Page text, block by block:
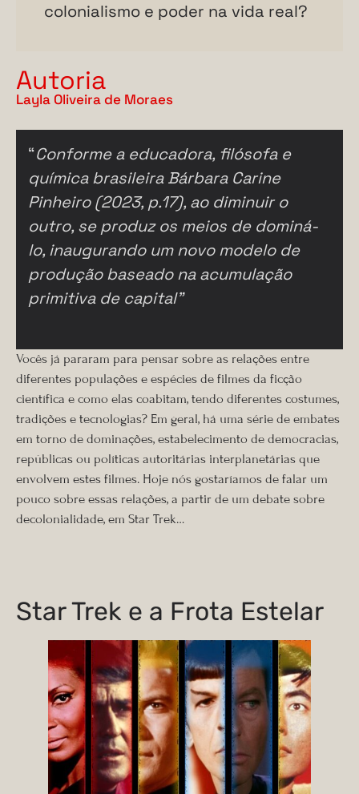
colonialismo e poder na vida real?
Autoria
Layla Oliveira de Moraes
“Conforme a educadora, filósofa e
química brasileira Bárbara Carine
Pinheiro (2023, p.17), ao diminuir o
outro, se produz os meios de dominá-
lo, inaugurando um novo modelo de
produção baseado na acumulação
primitiva de capital”
Vocês já pararam para pensar sobre as relações entre
diferentes populações e espécies de filmes da ficção
científica e como elas coabitam, tendo diferentes costumes,
tradições e tecnologias? Em geral, há uma série de embates
em torno de dominações, estabelecimento de democracias,
repúblicas ou políticas autoritárias interplanetárias que
envolvem estes filmes. Hoje nós gostaríamos de falar um
pouco sobre essas relações, a partir de um debate sobre
decolonialidade, em Star Trek…
Star Trek e a Frota Estelar